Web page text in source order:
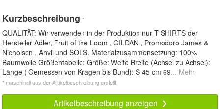
Kurzbeschreibung *
QUALITÄT: Wir verwenden in der Produktion nur T-SHIRTS der
Hersteller Adler, Fruit of the Loom , GILDAN , Promodoro James &
Nicholson , Anvil und SOLS. Materialzusammensetzung: 100%
Baumwolle Größentabelle: Größe: Weite Breite (Achsel zu Achsel):
Länge ( Gemessen von Kragen bis Bund): S 45 cm 69... Mehr
* maschinell aus der Artikelbeschreibung erstellt
Artikelbeschreibung anzeigen